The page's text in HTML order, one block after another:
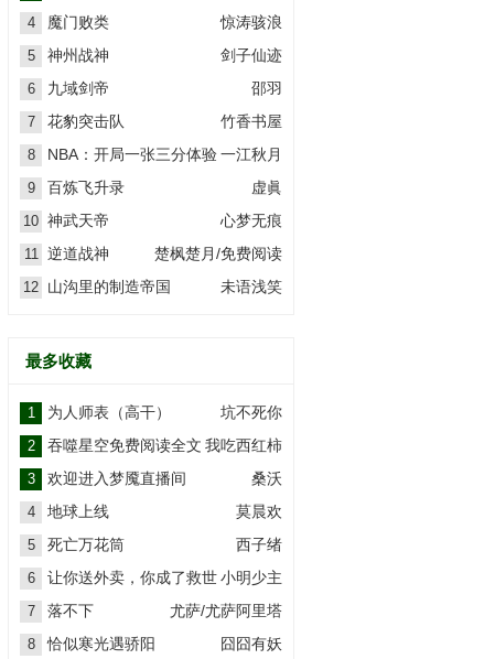
4 惊涛骇浪
魔门败类
5 剑子仙迹
神州战神
6 邵羽
九域剑帝
7 竹香书屋
花豹突击队
8 一江秋月
NBA：开局一张三分体验
卡
9 虚眞
百炼飞升录
10 心梦无痕
神武天帝
11 楚枫楚月/免费阅读
逆道战神
12 未语浅笑
山沟里的制造帝国
最多收藏
1 坑不死你
为人师表（高干）
2 我吃西红柿
吞噬星空免费阅读全文
3 桑沃
欢迎进入梦魇直播间
4 莫晨欢
地球上线
5 西子绪
死亡万花筒
6 小明少主
让你送外卖，你成了救世
主？
7 尤萨/尤萨阿里塔
落不下
8 囧囧有妖
恰似寒光遇骄阳